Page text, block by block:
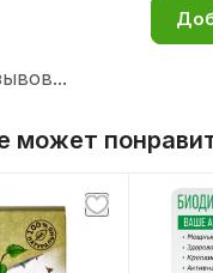
может